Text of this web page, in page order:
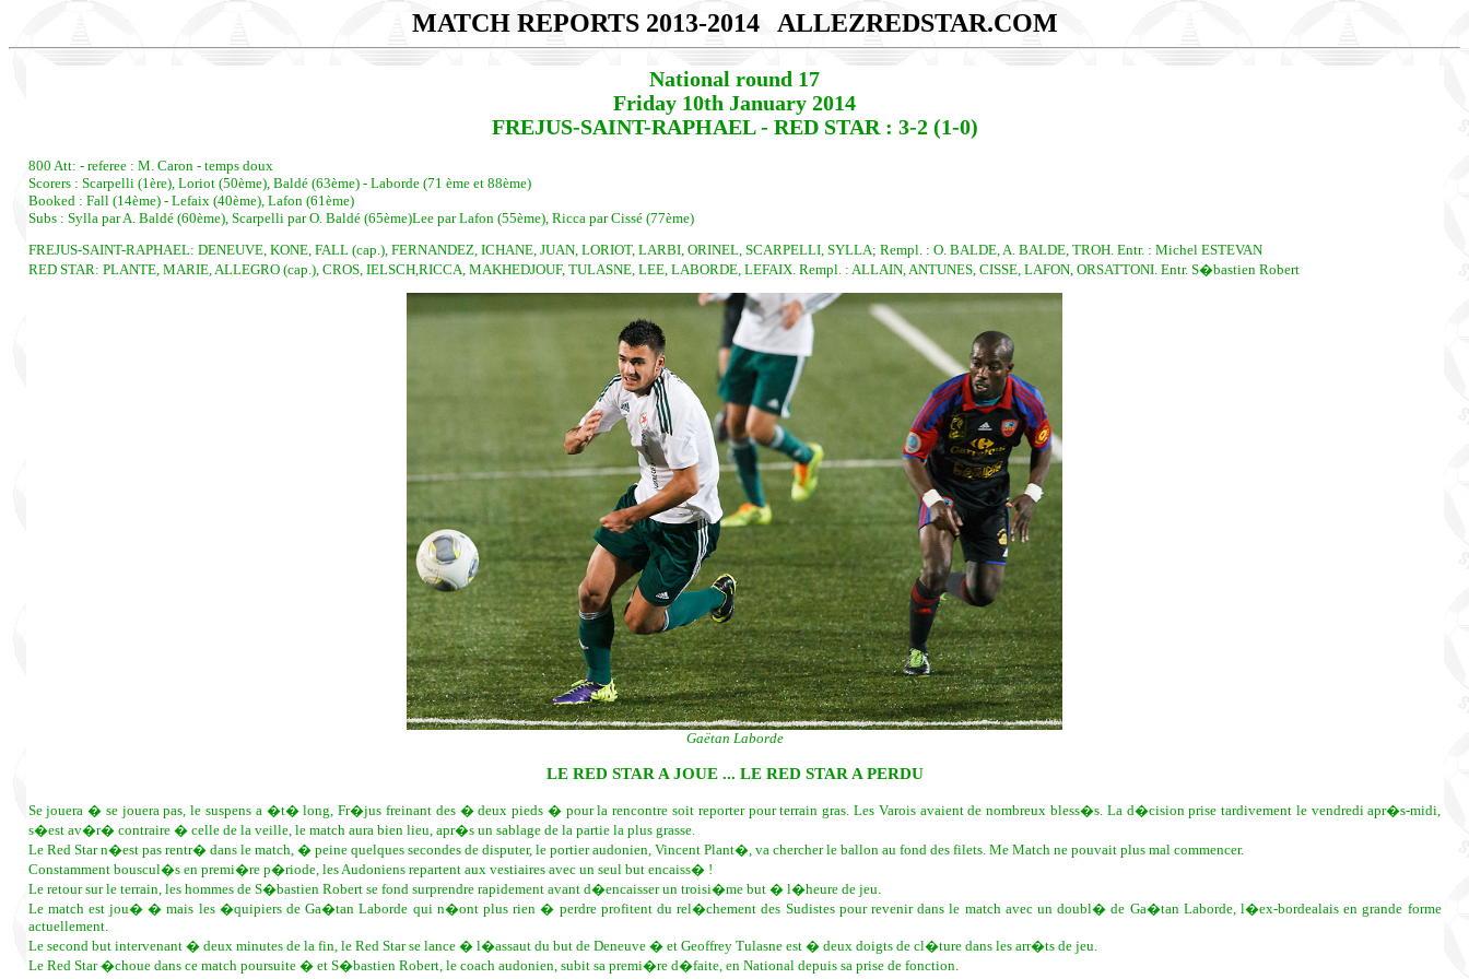
MATCH REPORTS 2013-2014 ALLEZREDSTAR.COM
National round 17
Friday 10th January 2014
FREJUS-SAINT-RAPHAEL - RED STAR : 3-2 (1-0)
800 Att: - referee : M. Caron - temps doux
Scorers : Scarpelli (1ère), Loriot (50ème), Baldé (63ème) - Laborde (71 ème et 88ème)
Booked : Fall (14ème) - Lefaix (40ème), Lafon (61ème)
Subs : Sylla par A. Baldé (60ème), Scarpelli par O. Baldé (65ème)Lee par Lafon (55ème), Ricca par Cissé (77ème)
FREJUS-SAINT-RAPHAEL: DENEUVE, KONE, FALL (cap.), FERNANDEZ, ICHANE, JUAN, LORIOT, LARBI, ORINEL, SCARPELLI, SYLLA; Rempl. : O. BALDE, A. BALDE, TROH. Entr. : Michel ESTEVAN
RED STAR: PLANTE, MARIE, ALLEGRO (cap.), CROS, IELSCH,RICCA, MAKHEDJOUF, TULASNE, LEE, LABORDE, LEFAIX. Rempl. : ALLAIN, ANTUNES, CISSE, LAFON, ORSATTONI. Entr. S�bastien Robert
Gaëtan Laborde
LE RED STAR A JOUE ... LE RED STAR A PERDU
Se jouera � se jouera pas, le suspens a �t� long, Fr�jus freinant des � deux pieds � pour la rencontre soit reporter pour terrain gras. Les Varois avaient de nombreux bless�s. La d�cision prise tardivement le vendredi apr�s-midi,
s�est av�r� contraire � celle de la veille, le match aura bien lieu, apr�s un sablage de la partie la plus grasse.
Le Red Star n�est pas rentr� dans le match, � peine quelques secondes de disputer, le portier audonien, Vincent Plant�, va chercher le ballon au fond des filets. Me Match ne pouvait plus mal commencer.
Constamment bouscul�s en premi�re p�riode, les Audoniens repartent aux vestiaires avec un seul but encaiss� !
Le retour sur le terrain, les hommes de S�bastien Robert se fond surprendre rapidement avant d�encaisser un troisi�me but � l�heure de jeu.
Le match est jou� � mais les �quipiers de Ga�tan Laborde qui n�ont plus rien � perdre profitent du rel�chement des Sudistes pour revenir dans le match avec un doubl� de Ga�tan Laborde, l�ex-bordealais en grande forme
actuellement.
Le second but intervenant � deux minutes de la fin, le Red Star se lance � l�assaut du but de Deneuve � et Geoffrey Tulasne est � deux doigts de cl�ture dans les arr�ts de jeu.
Le Red Star �choue dans ce match poursuite � et S�bastien Robert, le coach audonien, subit sa premi�re d�faite, en National depuis sa prise de fonction.